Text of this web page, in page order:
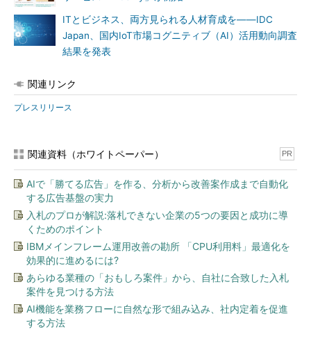
ITとビジネス、両方見られる人材育成を――IDC
Japan、国内IoT市場コグニティブ（AI）活用動向調査
結果を発表
関連リンク
プレスリリース
関連資料（ホワイトペーパー） PR
AIで「勝てる広告」を作る、分析から改善案作成まで自動化
する広告基盤の実力
入札のプロが解説:落札できない企業の5つの要因と成功に導
くためのポイント
IBMメインフレーム運用改善の勘所 「CPU利用料」最適化を
効果的に進めるには?
あらゆる業種の「おもしろ案件」から、自社に合致した入札
案件を見つける方法
AI機能を業務フローに自然な形で組み込み、社内定着を促進
する方法